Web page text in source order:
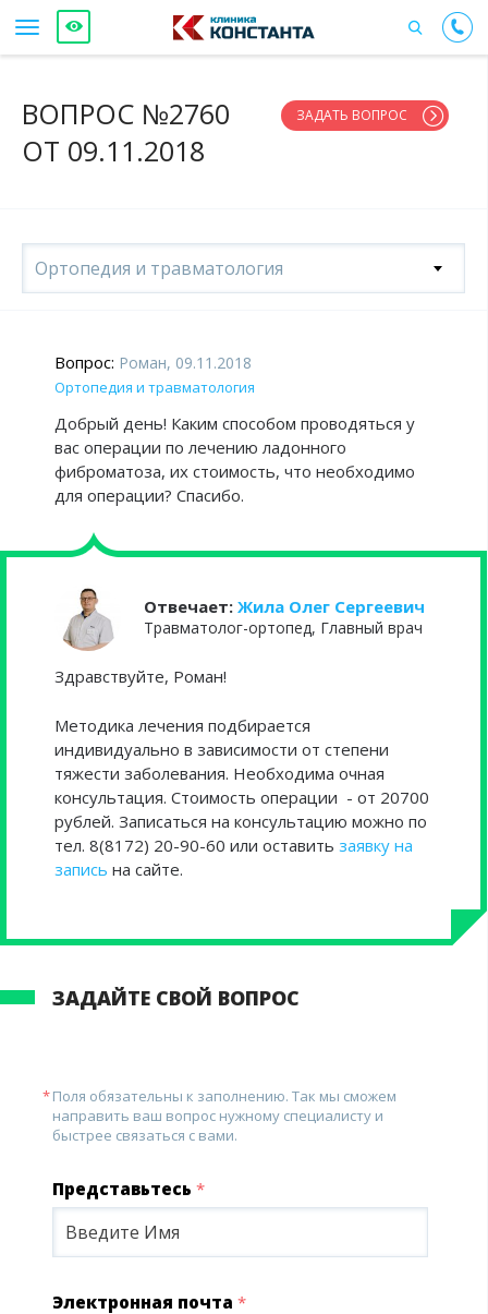
ВОПРОС №2760
ОТ 09.11.2018
ЗАДАТЬ ВОПРОС
Ортопедия и травматология
Вопрос: Роман, 09.11.2018
Ортопедия и травматология
Добрый день! Каким способом проводяться у
вас операции по лечению ладонного
фиброматоза, их стоимость, что необходимо
для операции? Спасибо.
Отвечает: Жила Олег Сергеевич
Травматолог-ортопед, Главный врач
Здравствуйте, Роман!
Методика лечения подбирается
индивидуально в зависимости от степени
тяжести заболевания. Необходима очная
консультация. Стоимость операции - от 20700
рублей. Записаться на консультацию можно по
тел. 8(8172) 20-90-60 или оставить заявку на
запись на сайте.
ЗАДАЙТЕ СВОЙ ВОПРОС
Поля обязательны к заполнению. Так мы сможем
направить ваш вопрос нужному специалисту и
быстрее связаться с вами.
Представьтесь *
Электронная почта *